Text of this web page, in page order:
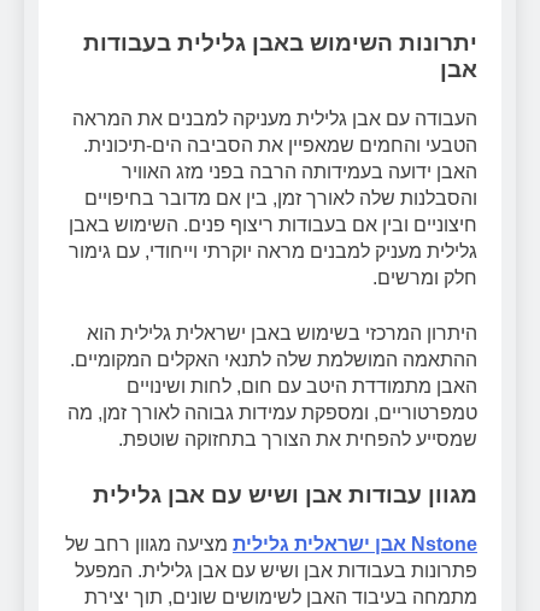
יתרונות השימוש באבן גלילית בעבודות
אבן
העבודה עם אבן גלילית מעניקה למבנים את המראה
הטבעי והחמים שמאפיין את הסביבה הים-תיכונית.
האבן ידועה בעמידותה הרבה בפני מזג האוויר
והסבלנות שלה לאורך זמן, בין אם מדובר בחיפויים
חיצוניים ובין אם בעבודות ריצוף פנים. השימוש באבן
גלילית מעניק למבנים מראה יוקרתי וייחודי, עם גימור
חלק ומרשים.
היתרון המרכזי בשימוש באבן ישראלית גלילית הוא
ההתאמה המושלמת שלה לתנאי האקלים המקומיים.
האבן מתמודדת היטב עם חום, לחות ושינויים
טמפרטוריים, ומספקת עמידות גבוהה לאורך זמן, מה
שמסייע להפחית את הצורך בתחזוקה שוטפת.
מגוון עבודות אבן ושיש עם אבן גלילית
Nstone אבן ישראלית גלילית
מציעה מגוון רחב של
פתרונות בעבודות אבן ושיש עם אבן גלילית. המפעל
מתמחה בעיבוד האבן לשימושים שונים, תוך יצירת